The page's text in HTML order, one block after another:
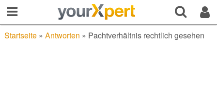
Startseite» Antworten » Pachtverhältnis rechtlich gesehen